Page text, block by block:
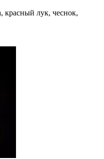
красный лук, чеснок,